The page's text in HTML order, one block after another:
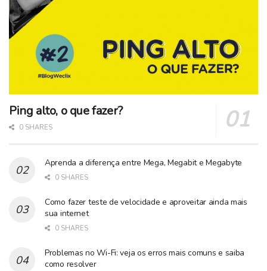
Ping alto, o que fazer?
0 SHARES
Aprenda a diferença entre Mega, Megabit e Megabyte
0 SHARES
Como fazer teste de velocidade e aproveitar ainda mais
sua internet
0 SHARES
Problemas no Wi-Fi: veja os erros mais comuns e saiba
como resolver